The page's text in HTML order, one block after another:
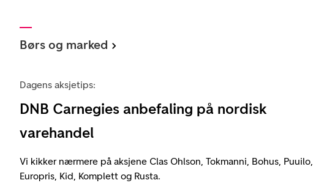
Børs og marked
Dagens aksjetips:
DNB Carnegies anbefaling på nordisk
varehandel
Vi kikker nærmere på aksjene Clas Ohlson, Tokmanni, Bohus, Puuilo,
Europris, Kid, Komplett og Rusta.